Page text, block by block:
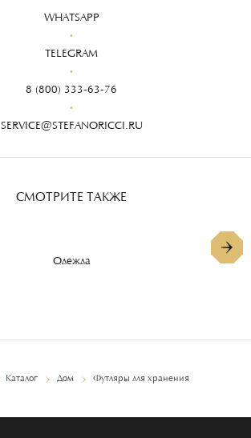
WHATSAPP
TELEGRAM
8 (800) 333-63-76
SERVICE@STEFANORICCI.RU
СМОТРИТЕ ТАКЖЕ
Одежда
Каталог Дом Футляры для хранения